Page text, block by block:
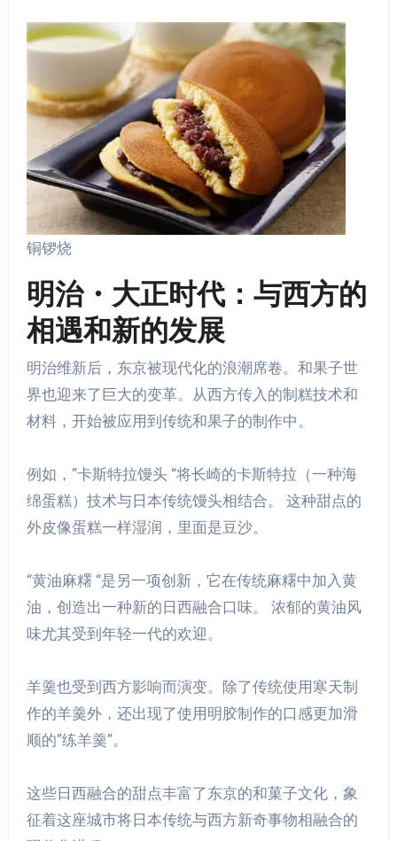
铜锣烧
明治・大正时代：与西方的
相遇和新的发展
明治维新后，东京被现代化的浪潮席卷。和果子世
界也迎来了巨大的变革。从西方传入的制糕技术和
材料，开始被应用到传统和果子的制作中。
例如，”卡斯特拉馒头 “将长崎的卡斯特拉（一种海
绵蛋糕）技术与日本传统馒头相结合。 这种甜点的
外皮像蛋糕一样湿润，里面是豆沙。
“黄油麻糬 “是另一项创新，它在传统麻糬中加入黄
油，创造出一种新的日西融合口味。 浓郁的黄油风
味尤其受到年轻一代的欢迎。
羊羹也受到西方影响而演变。除了传统使用寒天制
作的羊羹外，还出现了使用明胶制作的口感更加滑
顺的”练羊羹”。
这些日西融合的甜点丰富了东京的和菓子文化，象
征着这座城市将日本传统与西方新奇事物相融合的